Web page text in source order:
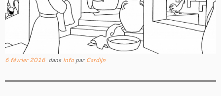
6 février 2016 dans Info par Cardijn